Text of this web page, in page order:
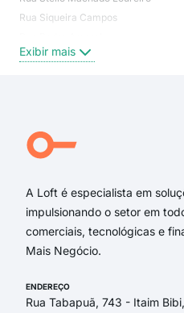
Rua Siqueira Campos
Rua Ipiranga
Travessa Sebastião Rodrigues
Avenida Doutor Cenobelino de
Exibir mais
A Loft é especialista em
impulsionando o setor em
comerciais, tecnológicas e
Mais Negócio.
ENDEREÇO
Rua Tabapuã, 743 - Itaim